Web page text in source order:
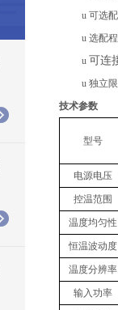
u 可选配
u 选配
u 可连
u 独立
技术参数
型号
电源电压
控温范围
温度均匀性
恒温波动度
温度分辨率
输入功率